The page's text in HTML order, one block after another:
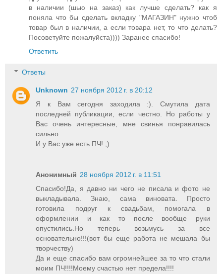
в наличии (шью на заказ) как лучше сделать? как я
поняла что бы сделать вкладку "МАГАЗИН" нужно чтоб
товар был в наличии, а если товара нет, то что делать?
Посоветуйте пожалуйста)))) Заранее спасибо!
Ответить
Ответы
Unknown 27 ноября 2012 г. в 20:12
Я к Вам сегодня заходила :). Смутила дата
последней публикации, если честно. Но работы у
Вас очень интересные, мне свинья понравилась
сильно.
И у Вас уже есть ПЧ! ;)
Анонимный 28 ноября 2012 г. в 11:51
Спасибо!Да, я давно ни чего не писала и фото не
выкладывала. Знаю, сама виновата. Просто
готовила подруг к свадьбам, помогала в
оформлении и как то после вообще руки
опустились.Но теперь возьмусь за все
основательно!!!(вот бы еще работа не мешала бы
творчеству)
Да и еще спасибо вам огромнейшее за то что стали
моим ПЧ!!!!Моему счастью нет предела!!!!